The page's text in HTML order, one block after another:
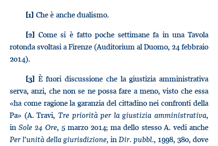
[1] Che è anche dualismo.
[2] Come si è fatto poche settimane fa in una Tavola
rotonda svoltasi a Firenze (Auditorium al Duomo, 24 febbraio
2014).
[3] È fuori discussione che la giustizia amministrativa
serva, anzi, che non se ne possa fare a meno, visto che essa
«ha come ragione la garanzia del cittadino nei confronti della
Pa» (A. Travi, Tre priorità per la giustizia amministrativa,
inSole 24 Ore, 5 marzo 2014; ma dello stesso A. vedi anche
Per l’unità della giurisdizione, in Dir. pubbl., 1998, 380, dove